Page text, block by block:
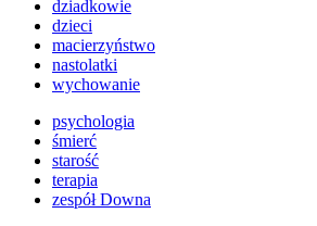
dziadkowie
dzieci
macierzyństwo
nastolatki
wychowanie
psychologia
śmierć
starość
terapia
zespół Downa